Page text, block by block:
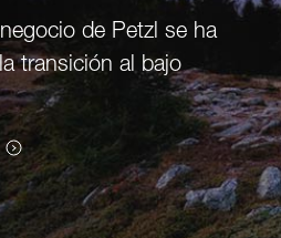
de Petzl se ha
transición al bajo